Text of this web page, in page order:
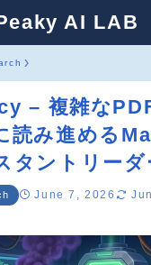
AI LAB
– 複雑な
読み進める
タントリーダ
June 7, 2026